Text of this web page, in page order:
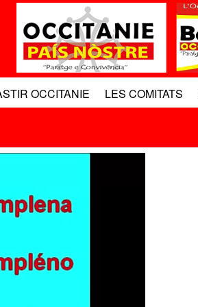
OCCITANIE LES COMITATS